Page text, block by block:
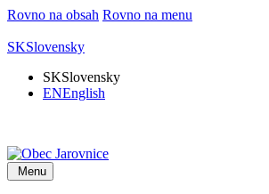
Rovno na obsah Rovno na menu
SKSlovensky
SKSlovensky
ENEnglish
Menu